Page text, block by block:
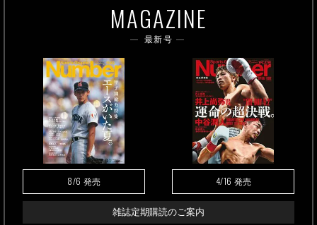
MAGAZINE
最新号
8/6 発売 4/16 発売
雑誌定期購読のご案内